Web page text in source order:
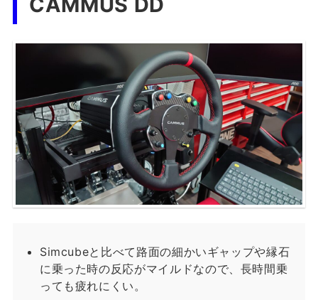
Simcubeと比べて路面の細かいギャップや縁石
に乗った時の反応がマイルドなので、長時間乗
っても疲れにくい。